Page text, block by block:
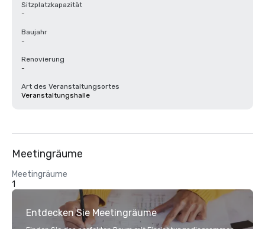
Sitzplatzkapazität
-
Baujahr
-
Renovierung
-
Art des Veranstaltungsortes
Veranstaltungshalle
Meetingräume
Meetingräume
1
Entdecken Sie Meetingräume